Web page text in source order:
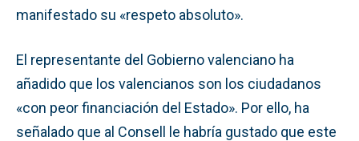
manifestado su «respeto absoluto».
El representante del Gobierno valenciano ha
añadido que los valencianos son los ciudadanos
«con peor financiación del Estado». Por ello, ha
señalado que al Consell le habría gustado que este